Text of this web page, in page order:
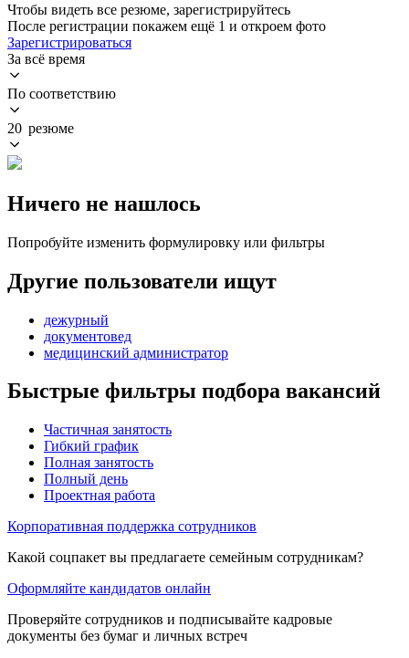
Чтобы видеть все резюме, зарегистрируйтесь
После регистрации покажем ещё 1 и откроем фото
Зарегистрироваться
За всё время
По соответствию
20 резюме
Ничего не нашлось
Попробуйте изменить формулировку или фильтры
Другие пользователи ищут
дежурный
документовед
медицинский администратор
Быстрые фильтры подбора вакансий
Частичная занятость
Гибкий график
Полная занятость
Полный день
Проектная работа
Корпоративная поддержка сотрудников
Какой соцпакет вы предлагаете семейным сотрудникам?
Оформляйте кандидатов онлайн
Проверяйте сотрудников и подписывайте кадровые
документы без бумаг и личных встреч